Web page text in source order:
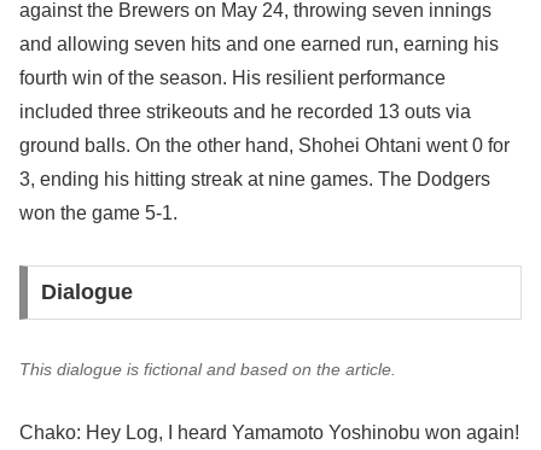
against the Brewers on May 24, throwing seven innings
and allowing seven hits and one earned run, earning his
fourth win of the season. His resilient performance
included three strikeouts and he recorded 13 outs via
ground balls. On the other hand, Shohei Ohtani went 0 for
3, ending his hitting streak at nine games. The Dodgers
won the game 5-1.
Dialogue
This dialogue is fictional and based on the article.
Chako: Hey Log, I heard Yamamoto Yoshinobu won again!